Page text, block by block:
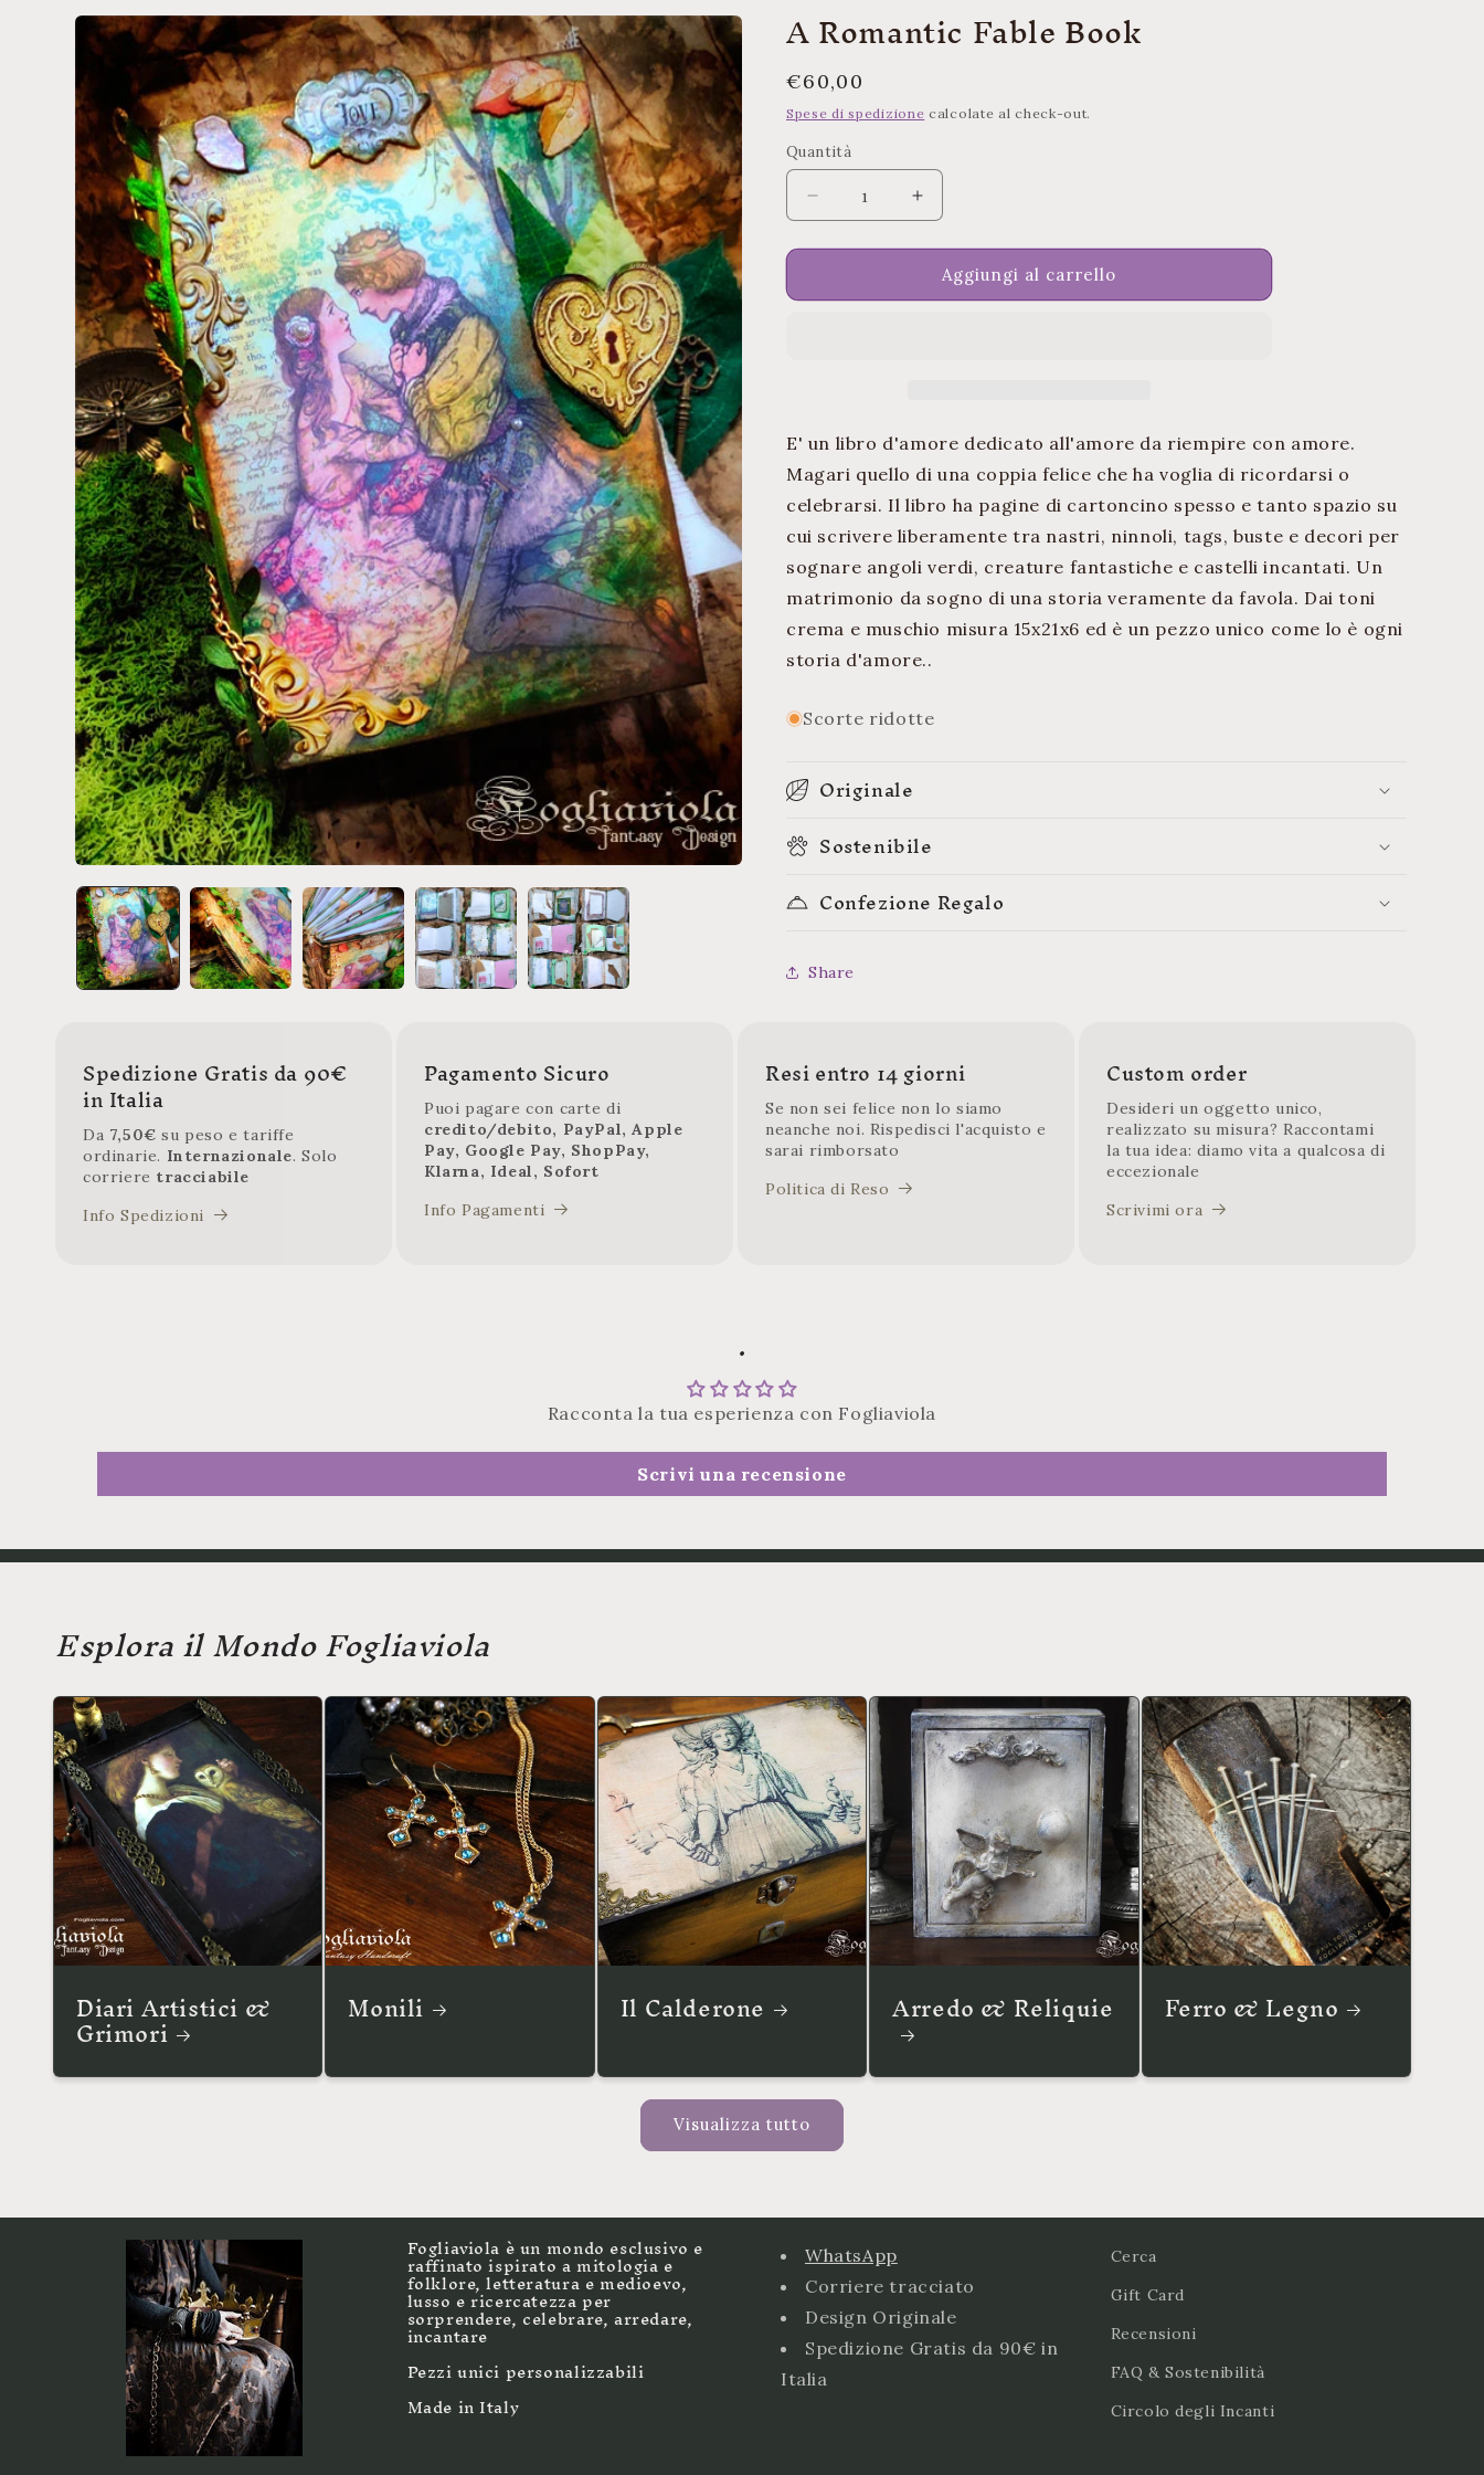
Passa alle
informazioni
sul prodotto
A Romantic Fable Book
Prezzo
di
listino
€60,00
Spese di spedizione calcolate al check-out.
Quantità
Quantità
Diminuisci
quantità
per
Romantic
Aumenta
quantità
per
Romantic
Aggiungi al carrello
E' un libro d'amore dedicato all'amore da riempire con amore.
Magari quello di una coppia felice che ha voglia di ricordarsi o
celebrarsi. Il libro ha pagine di cartoncino spesso e tanto spazio su
cui scrivere liberamente tra nastri, ninnoli, tags, buste e decori per
sognare angoli verdi, creature fantastiche e castelli incantati. Un
matrimonio da sogno di una storia veramente da favola. Dai toni
crema e muschio misura 15x21x6 ed è un pezzo unico come lo è ogni
storia d'amore..
Scorte ridotte
Originale
Sostenibile
Confezione Regalo
Share
Spedizione Gratis da 90€
in Italia
Da 7,50€su peso e tariffe
ordinarie. Internazionale. Solo
corriere tracciabile
Info Spedizioni
Pagamento Sicuro
Puoi pagare con carte di
credito/debito, PayPal, Apple
Pay, Google Pay, ShopPay,
Klarna, Ideal, Sofort
Info Pagamenti
Resi entro 14 giorni
Se non sei felice non lo siamo
neanche noi. Rispedisci l'acquisto e
sarai rimborsato
Politica di Reso
Custom order
Desideri un oggetto unico,
realizzato su misura? Raccontami
la tua idea: diamo vita a qualcosa di
eccezionale
Scrivimi ora
.
Racconta la tua esperienza con Fogliaviola
Scrivi una recensione
Esplora il Mondo Fogliaviola
Diari Artistici &
Grimori Monili Il Calderone Arredo & Reliquie Ferro & Legno
Visualizza tutto
Fogliaviola è un mondo esclusivo e
raffinato ispirato a mitologia e
folklore, letteratura e medioevo,
lusso e ricercatezza per
sorprendere, celebrare, arredare,
incantare
Pezzi unici personalizzabili
Made in Italy
WhatsApp
Corriere tracciato
Design Originale
Spedizione Gratis da 90€ in
Italia
Cerca
Gift Card
Recensioni
FAQ & Sostenibilità
Circolo degli Incanti